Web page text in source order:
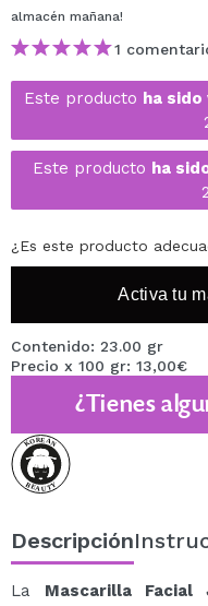
almacén mañana!
1
Este producto ha sido
Este producto ha
¿Es este producto
Activa tu
Contenido: 23.00 gr
Precio x 100 gr: 13,00€
¿Tienes
Descripción
La Mascarilla